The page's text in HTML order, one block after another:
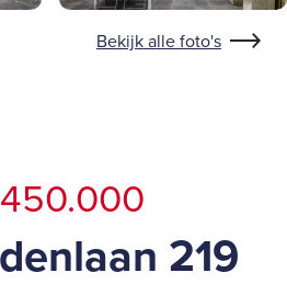
Bekijk alle foto's
219